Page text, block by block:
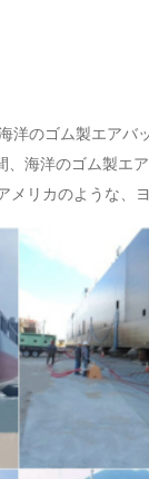
洋のゴム製エアバ
、海洋のゴム製エ
リカのような、